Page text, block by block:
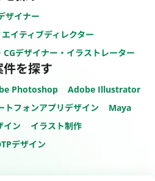
ザイナー
イティブディレクター
デザイナー・イラストレーター
を探す
Photoshop
Adobe Illustrator
トフォンアプリデザイン
Maya
イン
イラスト制作
デザイン